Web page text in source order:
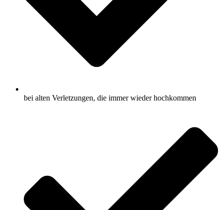
bei alten Verletzungen, die immer wieder hochkommen